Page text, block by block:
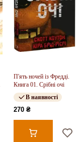
П'ять ночей із Фредді.
Книга 01. Срібні очі
В наявності
270 ₴